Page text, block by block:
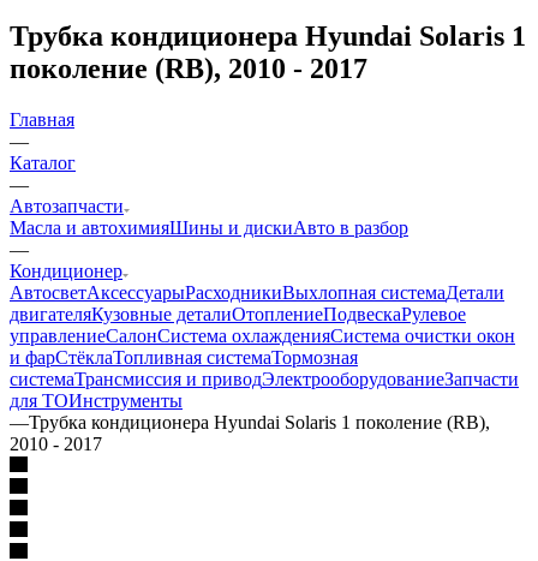
Трубка кондиционера Hyundai Solaris 1
поколение (RB), 2010 - 2017
Главная
—
Каталог
—
Автозапчасти
Масла и автохимияШины и дискиАвто в разбор
—
Кондиционер
АвтосветАксессуарыРасходникиВыхлопная системаДетали
двигателяКузовные деталиОтоплениеПодвескаРулевое
управлениеСалонСистема охлажденияСистема очистки окон
и фарСтёклаТопливная системаТормозная
системаТрансмиссия и приводЭлектрооборудованиеЗапчасти
для ТОИнструменты
—Трубка кондиционера Hyundai Solaris 1 поколение (RB),
2010 - 2017